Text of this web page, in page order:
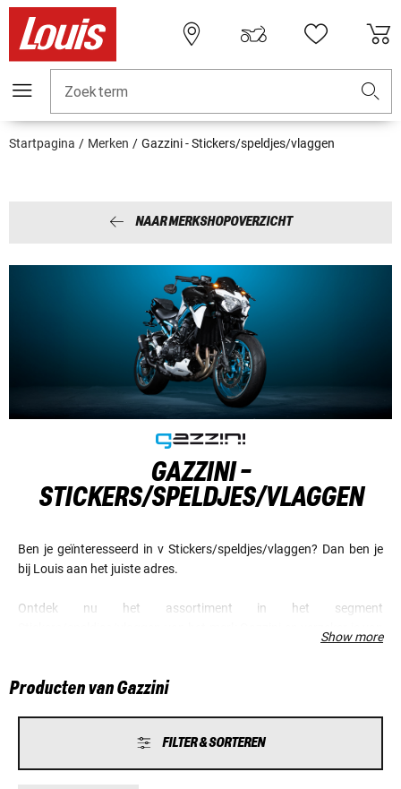
Zoekterm
Startpagina Merken Gazzini - Stickers/speldjes/vlaggen
NAAR MERKSHOPOVERZICHT
GAZZINI -
STICKERS/SPELDJES/VLAGGEN
Ben je geïnteresseerd in v Stickers/speldjes/vlaggen? Dan ben je
bij Louis aan het juiste adres.
Ontdek nu het assortiment in het segment
Stickers/speldjes/vlaggen van het merk Gazzini en verzeker je van
Show more
Producten van Gazzini
FILTER & SORTEREN